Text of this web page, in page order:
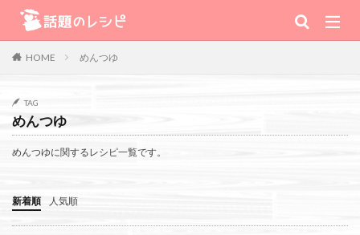
HOME めんつゆ
TAG
めんつゆ
めんつゆに関するレシピ一覧です。
新着順 人気順
キーワード
TV番組
Warning: Use of undefined constant 番組 - assumed '番組' (this will
throw an Error in a future version of PHP) in